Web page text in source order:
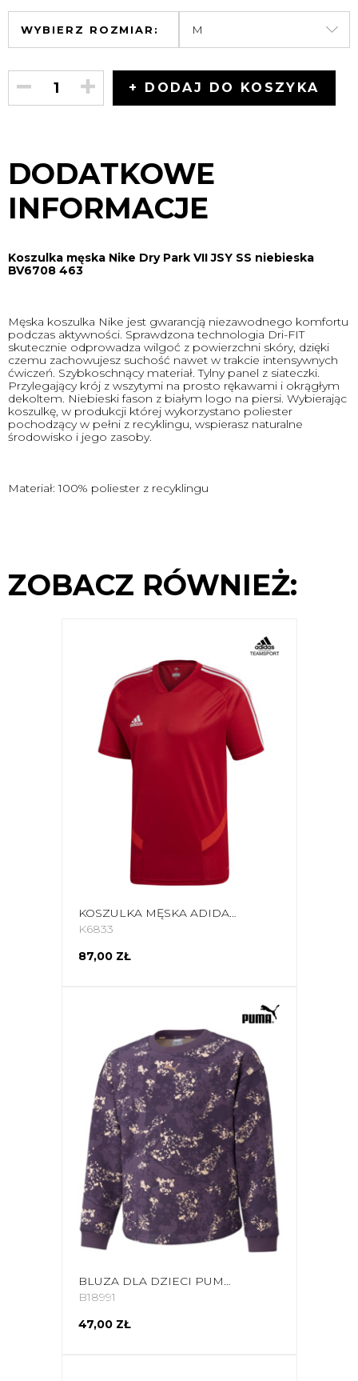
WYBIERZ ROZMIAR:
+ DODAJ DO KOSZYKA
DODATKOWE
INFORMACJE
Koszulka męska Nike Dry Park VII JSY SS niebieska
BV6708 463
Męska koszulka Nike jest gwarancją niezawodnego komfortu
podczas aktywności. Sprawdzona technologia Dri-FIT
skutecznie odprowadza wilgoć z powierzchni skóry, dzięki
czemu zachowujesz suchość nawet w trakcie intensywnych
ćwiczeń. Szybkoschnący materiał. Tylny panel z siateczki.
Przylegający krój z wszytymi na prosto rękawami i okrągłym
dekoltem. Niebieski fason z białym logo na piersi. Wybierając
koszulkę, w produkcji której wykorzystano poliester
pochodzący w pełni z recyklingu, wspierasz naturalne
środowisko i jego zasoby.
Materiał: 100% poliester z recyklingu
ZOBACZ RÓWNIEŻ:
KOSZULKA MĘSKA ADIDAS TIRO 19 TRAINING JERSEY CZERWONA D95944
K6833
87,00 ZŁ
BLUZA DLA DZIECI PUMA ALPHA AOP CREW FL FIOLETOWA 589241 16
B18991
47,00 ZŁ